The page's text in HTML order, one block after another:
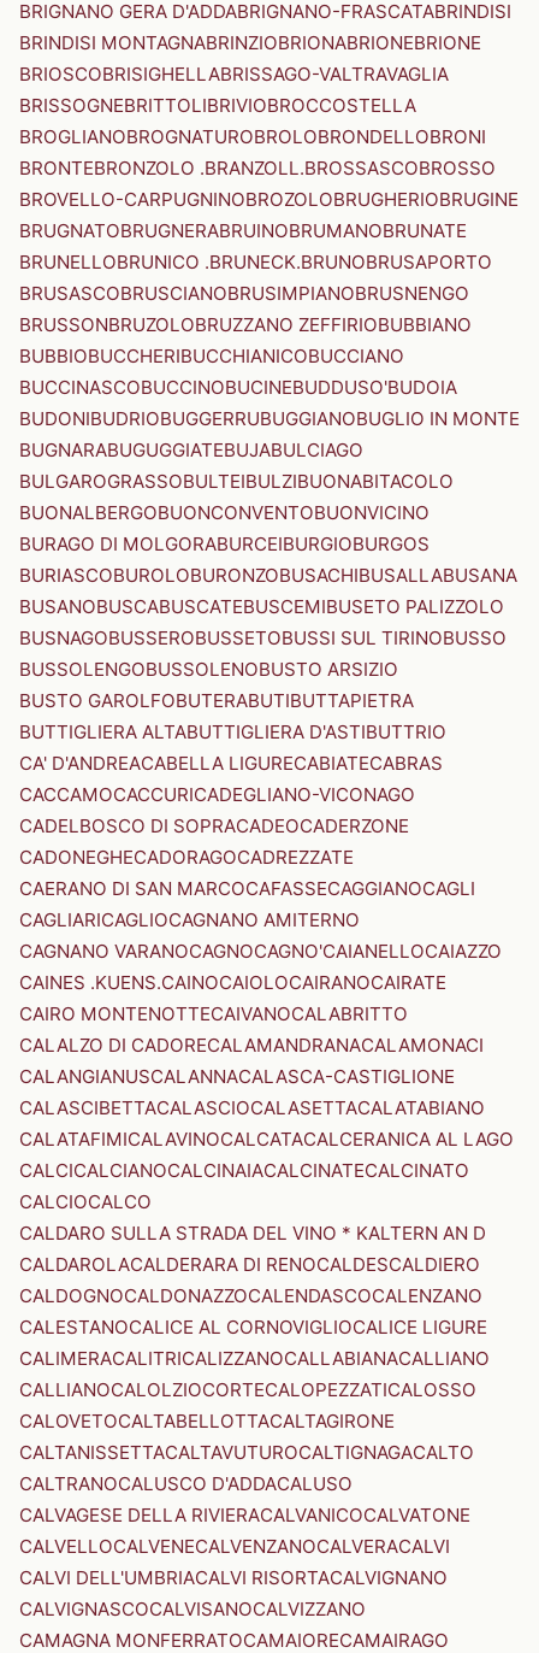
BRIGNANO GERA D'ADDABRIGNANO-FRASCATABRINDISI
BRINDISI MONTAGNABRINZIOBRIONABRIONEBRIONE
BRIOSCOBRISIGHELLABRISSAGO-VALTRAVAGLIA
BRISSOGNEBRITTOLIBRIVIOBROCCOSTELLA
BROGLIANOBROGNATUROBROLOBRONDELLOBRONI
BRONTEBRONZOLO .BRANZOLL.BROSSASCOBROSSO
BROVELLO-CARPUGNINOBROZOLOBRUGHERIOBRUGINE
BRUGNATOBRUGNERABRUINOBRUMANOBRUNATE
BRUNELLOBRUNICO .BRUNECK.BRUNOBRUSAPORTO
BRUSASCOBRUSCIANOBRUSIMPIANOBRUSNENGO
BRUSSONBRUZOLOBRUZZANO ZEFFIRIOBUBBIANO
BUBBIOBUCCHERIBUCCHIANICOBUCCIANO
BUCCINASCOBUCCINOBUCINEBUDDUSO'BUDOIA
BUDONIBUDRIOBUGGERRUBUGGIANOBUGLIO IN MONTE
BUGNARABUGUGGIATEBUJABULCIAGO
BULGAROGRASSOBULTEIBULZIBUONABITACOLO
BUONALBERGOBUONCONVENTOBUONVICINO
BURAGO DI MOLGORABURCEIBURGIOBURGOS
BURIASCOBUROLOBURONZOBUSACHIBUSALLABUSANA
BUSANOBUSCABUSCATEBUSCEMIBUSETO PALIZZOLO
BUSNAGOBUSSEROBUSSETOBUSSI SUL TIRINOBUSSO
BUSSOLENGOBUSSOLENOBUSTO ARSIZIO
BUSTO GAROLFOBUTERABUTIBUTTAPIETRA
BUTTIGLIERA ALTABUTTIGLIERA D'ASTIBUTTRIO
CA' D'ANDREACABELLA LIGURECABIATECABRAS
CACCAMOCACCURICADEGLIANO-VICONAGO
CADELBOSCO DI SOPRACADEOCADERZONE
CADONEGHECADORAGOCADREZZATE
CAERANO DI SAN MARCOCAFASSECAGGIANOCAGLI
CAGLIARICAGLIOCAGNANO AMITERNO
CAGNANO VARANOCAGNOCAGNO'CAIANELLOCAIAZZO
CAINES .KUENS.CAINOCAIOLOCAIRANOCAIRATE
CAIRO MONTENOTTECAIVANOCALABRITTO
CALALZO DI CADORECALAMANDRANACALAMONACI
CALANGIANUSCALANNACALASCA-CASTIGLIONE
CALASCIBETTACALASCIOCALASETTACALATABIANO
CALATAFIMICALAVINOCALCATACALCERANICA AL LAGO
CALCICALCIANOCALCINAIACALCINATECALCINATO
CALCIOCALCO
CALDARO SULLA STRADA DEL VINO * KALTERN AN D
CALDAROLACALDERARA DI RENOCALDESCALDIERO
CALDOGNOCALDONAZZOCALENDASCOCALENZANO
CALESTANOCALICE AL CORNOVIGLIOCALICE LIGURE
CALIMERACALITRICALIZZANOCALLABIANACALLIANO
CALLIANOCALOLZIOCORTECALOPEZZATICALOSSO
CALOVETOCALTABELLOTTACALTAGIRONE
CALTANISSETTACALTAVUTUROCALTIGNAGACALTO
CALTRANOCALUSCO D'ADDACALUSO
CALVAGESE DELLA RIVIERACALVANICOCALVATONE
CALVELLOCALVENECALVENZANOCALVERACALVI
CALVI DELL'UMBRIACALVI RISORTACALVIGNANO
CALVIGNASCOCALVISANOCALVIZZANO
CAMAGNA MONFERRATOCAMAIORECAMAIRAGO